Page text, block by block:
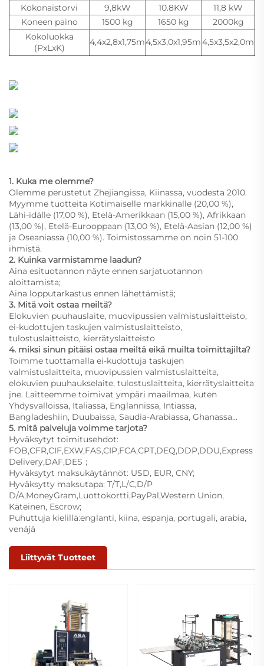
Kokonaistorvi 9,8kW 10.8KW
11,8 kW
Koneen paino
1500 kg 1650 kg
2000kg
Kokoluokka
(PxLxK)
4,4x2,8x1,75m4,5x3,0x1,95m4,5x3,5x2,0m
1. Kuka me olemme?
Olemme perustetut Zhejiangissa, Kiinassa, vuodesta 2010.
Myymme tuotteita Kotimaiselle markkinalle (20,00 %),
Lähi-idälle (17,00 %), Etelä-Amerikkaan (15,00 %), Afrikkaan
(13,00 %), Etelä-Eurooppaan (13,00 %), Etelä-Aasian (12,00 %)
ja Oseaniassa (10,00 %). Toimistossamme on noin 51-100
ihmistä.
2. Kuinka varmistamme laadun?
Aina esituotannon näyte ennen sarjatuotannon
aloittamista;
Aina lopputarkastus ennen lähettämistä;
3. Mitä voit ostaa meiltä?
Elokuvien puuhauslaite, muovipussien valmistuslaitteisto,
ei-kudottujen taskujen valmistuslaitteisto,
tulostuslaitteisto, kierrätyslaitteisto
4. miksi sinun pitäisi ostaa meiltä eikä muilta toimittajilta?
Toimme tuottamalla ei-kudottuja taskujen
valmistuslaitteita, muovipussien valmistuslaitteita,
elokuvien puuhaukselaite, tulostuslaitteita, kierrätyslaitteita
jne. Laitteemme toimivat ympäri maailmaa, kuten
Yhdysvalloissa, Italiassa, Englannissa, Intiassa,
Bangladeshiin, Duubaissa, Saudia-Arabiassa, Ghanassa...
5. mitä palveluja voimme tarjota?
Hyväksytyt toimitusehdot:
FOB,CFR,CIF,EXW,FAS,CIP,FCA,CPT,DEQ,DDP,DDU,Express
Delivery,DAF,DES；
Hyväksytyt maksukäytännöt: USD, EUR, CNY;
Hyväksytty maksutapa: T/T,L/C,D/P
D/A,MoneyGram,Luottokortti,PayPal,Western Union,
Käteinen, Escrow;
Puhuttuja kielillä:englanti, kiina, espanja, portugali, arabia,
venäjä
Liittyvät Tuotteet